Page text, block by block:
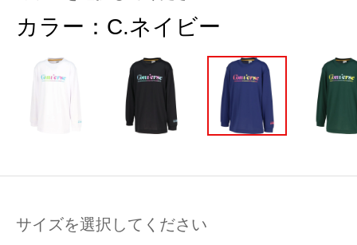
カラー： C.ネイビー
サイズを選択してください